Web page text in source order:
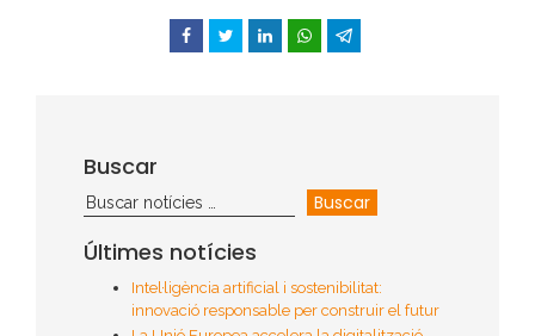
Facebook
Twitter LinkedInWhatsApp
Buscar
Últimes notícies
Intel·ligència artificial i sostenibilitat:
innovació responsable per construir el futur